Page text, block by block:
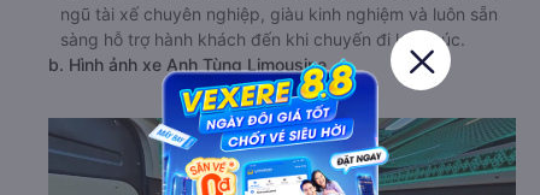
ngũ tài xế chuyên nghiệp, giàu kinh nghiệm và luôn sẵn
sàng hỗ trợ hành khách đến khi chuyến đi kết thúc.
b. Hình ảnh xe Anh Tùng Limousine